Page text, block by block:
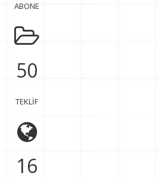
ABONE
50
TEKLİF
16